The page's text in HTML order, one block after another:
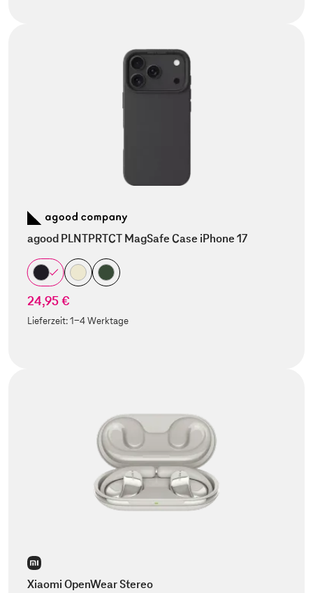
agood PLNTPRTCT MagSafe Case iPhone 17
24,95 €
Lieferzeit:1-4 Werktage
Xiaomi OpenWear Stereo